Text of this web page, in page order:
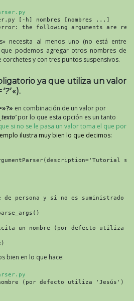
[-h] nombres [nombres ...]
the following arguments are
necesita al menos uno (no está entre
podemos agregar otros nombres de
y con tres puntos suspensivos.
ya que utiliza un valor
‘?’«).
en combinación de un valor por
por lo que esta opción es un tanto
si no se le pasa un valor toma el que por
ilustra muy bien lo que decimos:
de persona y si no es
un nombre (por defecto utiliza
bien en lo que hace:
(por defecto utiliza 'Jesús')